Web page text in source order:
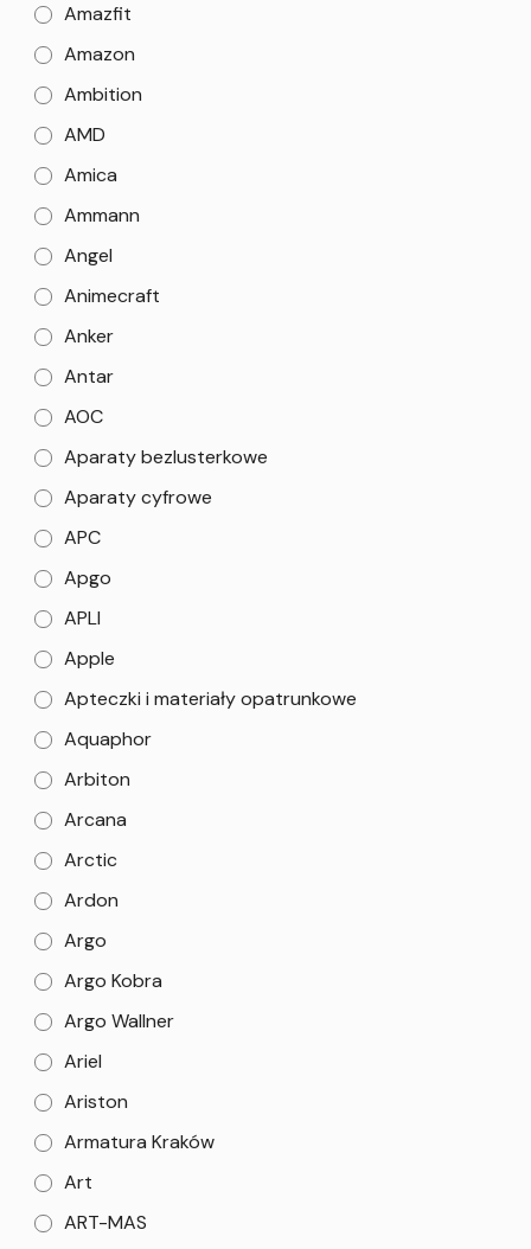
Amazfit
Amazon
Ambition
AMD
Amica
Ammann
Angel
Animecraft
Anker
Antar
AOC
Aparaty bezlusterkowe
Aparaty cyfrowe
APC
Apgo
APLI
Apple
Apteczki i materiały opatrunkowe
Aquaphor
Arbiton
Arcana
Arctic
Ardon
Argo
Argo Kobra
Argo Wallner
Ariel
Ariston
Armatura Kraków
Art
ART-MAS